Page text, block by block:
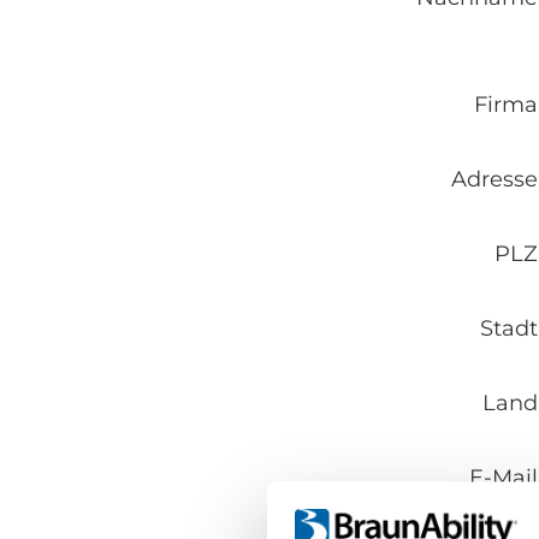
Firma
Adresse
PLZ
Stadt
Land
E-Mail